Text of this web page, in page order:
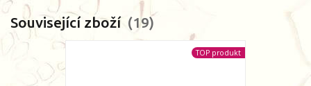
Související zboží 19
TOP produkt